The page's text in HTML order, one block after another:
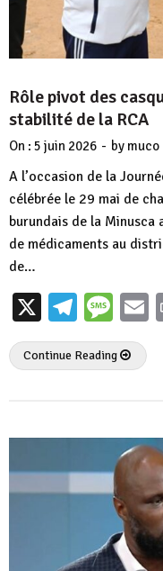
Rôle pivot des
stabilité de la RCA
On : 5 juin 2026 - by muco
A l’occasion de la
célébrée le 29 mai de
burundais de la
de médicaments au
de…
X
Continue Reading